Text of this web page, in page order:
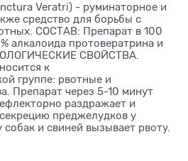
Veratri) - руминаторное и
средство для борьбы с
СОСТАВ: Препарат в 100
алкалоида протовератрина и
СВОЙСТВА.
к
группе: рвотные и
Препарат через 5-10 минут
раздражает и
преджелудков у
и свиней вызывает рвоту.